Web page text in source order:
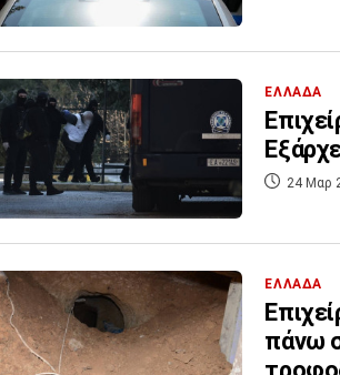
ΕΛΛΑΔΑ
24 Μαρ
ΕΛΛΑΔΑ
πάνω